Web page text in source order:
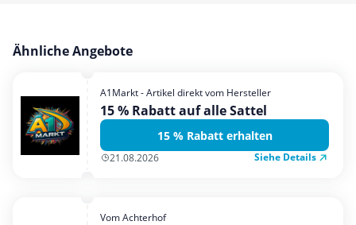
Ähnliche Angebote
A1Markt - Artikel direkt vom Hersteller
15 % Rabatt auf alle Sattel
15 % Rabatt erhalten
21.08.2026 Siehe Details
Vom Achterhof